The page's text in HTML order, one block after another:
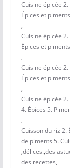
Cuisine épicée
Épices et
,
Cuisine épicée
Épices et
,
Cuisine épicée
Épices et
,
Cuisine épicée
4. Épices 5.
,
Cuisson du riz 2.
de piments 5.
,délices.,des
des recettes,